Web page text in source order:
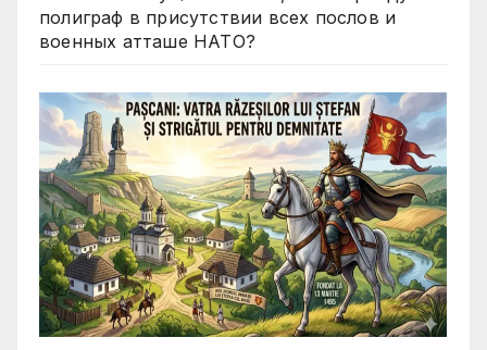
полиграф в присутствии всех послов и
военных атташе НАТО?